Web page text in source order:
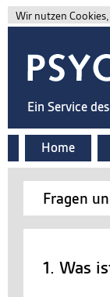
Wir nutzen
Ein Service
Home
Fragen
1. Was